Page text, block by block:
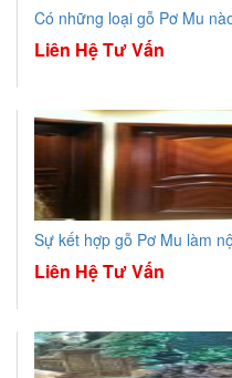
Có những loại gỗ Pơ Mu
Liên Hệ Tư Vấn
Sự kết hợp gỗ Pơ Mu làm
Liên Hệ Tư Vấn